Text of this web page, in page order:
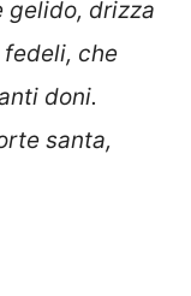
gelido, drizza
fedeli, che
doni.
santa,